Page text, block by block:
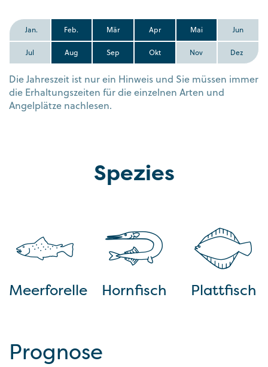
Jan. Feb. Mär Apr Mai Jun
Jul Aug Sep Okt Nov Dez
Die Jahreszeit ist nur ein Hinweis und Sie müssen immer
die Erhaltungszeiten für die einzelnen Arten und
Angelplätze nachlesen.
Spezies
Meerforelle Hornfisch Plattfisch
Prognose